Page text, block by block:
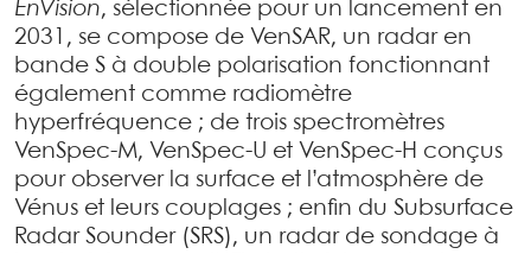
EnVision, sélectionnée pour un lancement en
2031, se compose de VenSAR, un radar en
bande S à double polarisation fonctionnant
également comme radiomètre
hyperfréquence ; de trois spectromètres
VenSpec-M, VenSpec-U et VenSpec-H conçus
pour observer la surface et l’atmosphère de
Vénus et leurs couplages ; enfin du Subsurface
Radar Sounder (SRS), un radar de sondage à